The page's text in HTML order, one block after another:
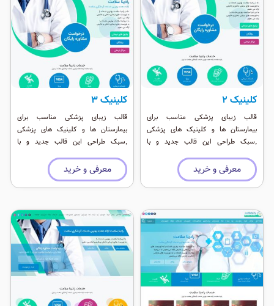
کلینیک ۲
قالب زیبای پزشکی مناسب برای
بیمارستان ها و کلینیک های پزشکی
٬‌سبک طراحی این قالب جدید و با
شده است.معرفی و خرید
کلینیک ۳
قالب زیبای پزشکی مناسب برای
بیمارستان ها و کلینیک های پزشکی
٬‌سبک طراحی این قالب جدید و با
شده است.معرفی و خرید